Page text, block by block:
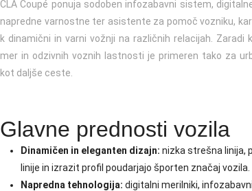
CLA Coupé ponuja sodoben infozabavni sistem,
napredne varnostne ter asistente za pomoč vozniku,
k dinamični in varni vožnji na različnih relacijah. Zaradi
mer in odzivnih voznih lastnosti je primeren tako za
kot daljše ceste.
Glavne prednosti vozila
Dinamičen in eleganten dizajn: nizka strešna linija,
linije in izrazit profil poudarjajo športen značaj vozila.
Napredna tehnologija: digitalni merilniki,